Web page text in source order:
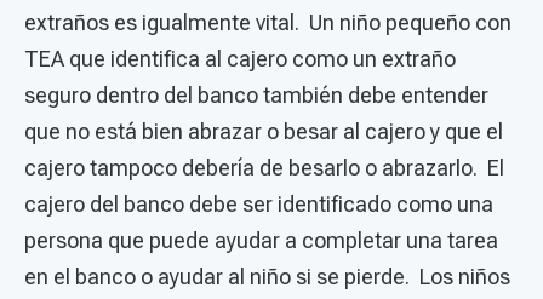
extraños es igualmente vital. Un niño pequeño con
TEA que identifica al cajero como un extraño
seguro dentro del banco también debe entender
que no está bien abrazar o besar al cajero y que el
cajero tampoco debería de besarlo o abrazarlo. El
cajero del banco debe ser identificado como una
persona que puede ayudar a completar una tarea
en el banco o ayudar al niño si se pierde. Los niños